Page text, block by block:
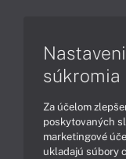
Obchodné
súkromia
Za účelom
poskytovaných
marketingové
ukladajú súbory